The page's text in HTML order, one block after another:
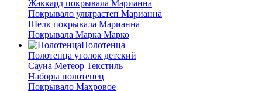
Жаккард покрывала Марианна
Покрывало ультрастеп Марианна
Шелк покрывала Марианна
Покрывала Марка Марко
Полотенца
Полотенца уголок детский
Сауна Метеор Текстиль
Наборы полотенец
Покрывало Махровое